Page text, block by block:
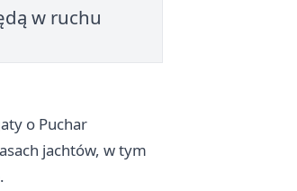
w ruchu
o Puchar
jachtów, w tym